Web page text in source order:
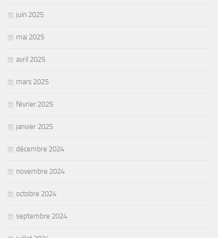
juin 2025
mai 2025
avril 2025
mars 2025
février 2025
janvier 2025
décembre 2024
novembre 2024
octobre 2024
septembre 2024